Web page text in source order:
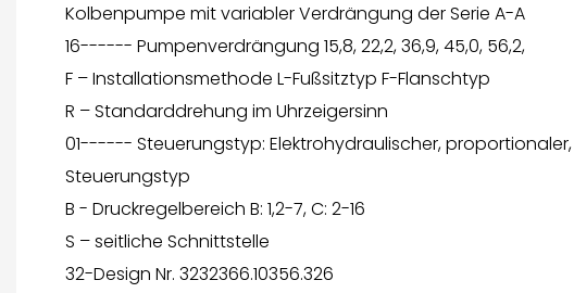
Kolbenpumpe mit variabler Verdrängung der Serie A-A
16------ Pumpenverdrängung 15,8, 22,2, 36,9, 45,0, 56,2,
F – Installationsmethode L-Fußsitztyp F-Flanschtyp
R – Standarddrehung im Uhrzeigersinn
01------ Steuerungstyp: Elektrohydraulischer,
Steuerungstyp
B - Druckregelbereich B: 1,2-7, C: 2-16
S – seitliche Schnittstelle
32-Design Nr. 3232366.10356.326